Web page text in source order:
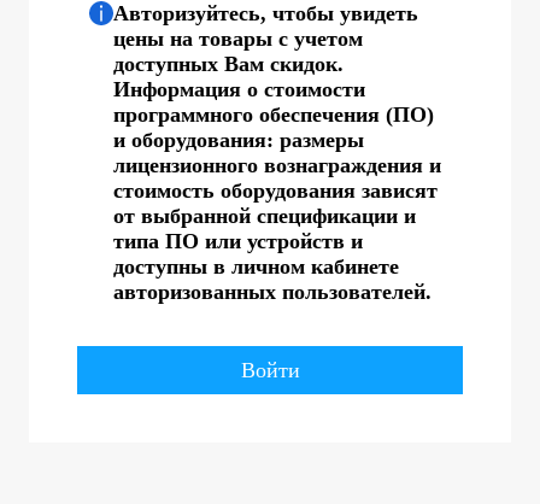
Авторизуйтесь, чтобы увидеть
цены на товары с учетом
доступных Вам скидок.
Информация о стоимости
программного обеспечения (ПО)
и оборудования: размеры
лицензионного вознаграждения и
стоимость оборудования зависят
от выбранной спецификации и
типа ПО или устройств и
доступны в личном кабинете
авторизованных пользователей.
Войти